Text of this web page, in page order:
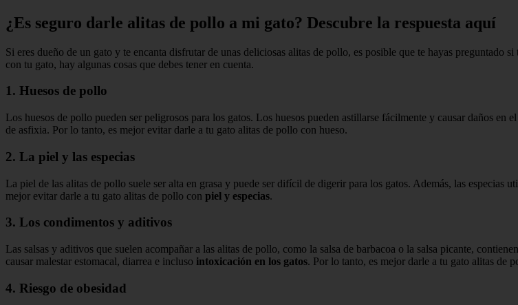
¿Es seguro darle alitas de pollo a mi gato? Descubre la respuesta aquí
Si eres dueño de un gato y te encanta disfrutar de unas deliciosas alitas de pollo, es posible que te hayas preguntado
con tu gato, hay algunas cosas que debes tener en cuenta.
1. Huesos de pollo
Los huesos de pollo pueden ser peligrosos para los gatos. Los huesos pueden astillarse fácilmente y causar daños en
de asfixia. Por lo tanto, es mejor evitar darle a tu gato alitas de pollo con hueso.
2. La piel y las especias
La piel de las alitas de pollo suele ser alta en grasa y puede ser difícil de digerir para los gatos. Además, las especias
mejor evitar darle a tu gato alitas de pollo con piel y especias.
3. Los condimentos y aditivos
Las salsas y aditivos que suelen acompañar a las alitas de pollo, como la salsa de barbacoa o la salsa picante,
causar malestar estomacal, diarrea e incluso intoxicación en los gatos. Por lo tanto, es mejor darle a tu gato alitas de
4. Riesgo de obesidad